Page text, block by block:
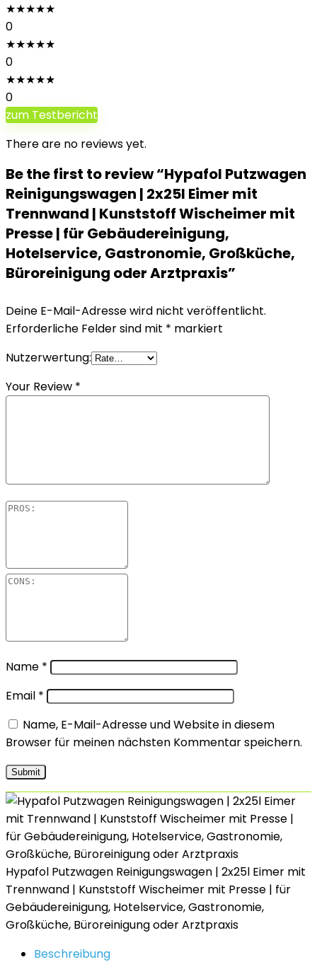
★★★★★
0
★★★★★
0
★★★★★
0
zum Testbericht
There are no reviews yet.
Be the first to review “Hypafol Putzwagen
Reinigungswagen | 2x25l Eimer mit
Trennwand | Kunststoff Wischeimer mit
Presse | für Gebäudereinigung,
Hotelservice, Gastronomie, Großküche,
Büroreinigung oder Arztpraxis”
Deine E-Mail-Adresse wird nicht veröffentlicht.
Erforderliche Felder sind mit * markiert
Nutzerwertung:
Your Review *
Name *
Email *
Name, E-Mail-Adresse und Website in diesem
Browser für meinen nächsten Kommentar speichern.
Hypafol Putzwagen Reinigungswagen | 2x25l Eimer mit
Trennwand | Kunststoff Wischeimer mit Presse | für
Gebäudereinigung, Hotelservice, Gastronomie,
Großküche, Büroreinigung oder Arztpraxis
Beschreibung